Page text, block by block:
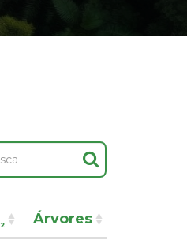
² Árvores